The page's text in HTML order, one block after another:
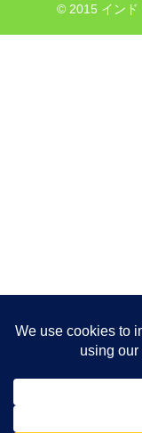
© 2015 インド